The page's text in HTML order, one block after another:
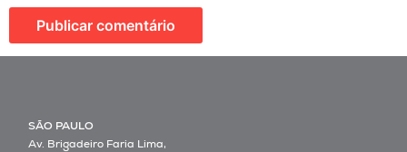
SÃO PAULO
Av. Brigadeiro Faria Lima,